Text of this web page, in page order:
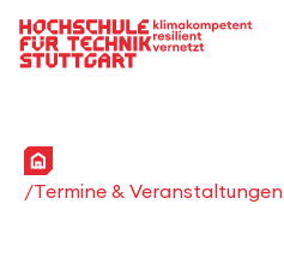
Hauptnavigation
Startseite
Termine & Veranstaltungen